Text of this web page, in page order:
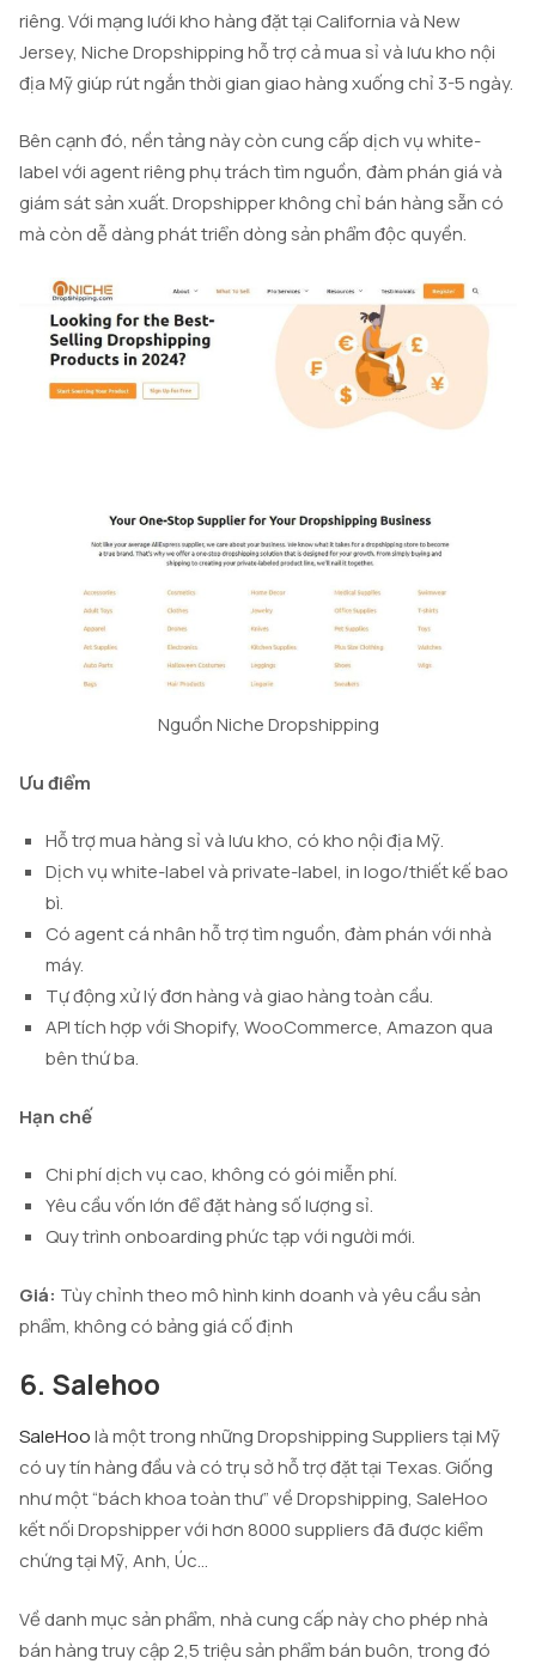
riêng. Với mạng lưới kho hàng đặt tại California và New
Jersey, Niche Dropshipping hỗ trợ cả mua sỉ và lưu kho nội
địa Mỹ giúp rút ngắn thời gian giao hàng xuống chỉ 3-5 ngày.
Bên cạnh đó, nền tảng này còn cung cấp dịch vụ white-
label với agent riêng phụ trách tìm nguồn, đàm phán giá và
giám sát sản xuất. Dropshipper không chỉ bán hàng sẵn có
mà còn dễ dàng phát triển dòng sản phẩm độc quyền.
Nguồn Niche Dropshipping
Ưu điểm
Hỗ trợ mua hàng sỉ và lưu kho, có kho nội địa Mỹ.
Dịch vụ white-label và private-label, in logo/thiết kế bao
bì.
Có agent cá nhân hỗ trợ tìm nguồn, đàm phán với nhà
máy.
Tự động xử lý đơn hàng và giao hàng toàn cầu.
API tích hợp với Shopify, WooCommerce, Amazon qua
bên thứ ba.
Hạn chế
Chi phí dịch vụ cao, không có gói miễn phí.
Yêu cầu vốn lớn để đặt hàng số lượng sỉ.
Quy trình onboarding phức tạp với người mới.
Giá: Tùy chỉnh theo mô hình kinh doanh và yêu cầu sản
phẩm, không có bảng giá cố định
6. Salehoo
SaleHoolà một trong những Dropshipping Suppliers tại Mỹ
có uy tín hàng đầu và có trụ sở hỗ trợ đặt tại Texas. Giống
như một “bách khoa toàn thư” về Dropshipping, SaleHoo
kết nối Dropshipper với hơn 8000 suppliers đã được kiểm
chứng tại Mỹ, Anh, Úc…
Về danh mục sản phẩm, nhà cung cấp này cho phép nhà
bán hàng truy cập 2,5 triệu sản phẩm bán buôn, trong đó